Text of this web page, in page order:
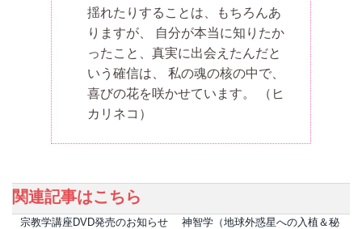
揺れたりすることは、もちろんあ
りますが、 自分が本当に知りたか
ったこと、真実に出会えたんだと
いう確信は、 私の魂の核の中で、
喜びの花を咲かせています。
（ヒ
カリネコ）
関連記事はこちら
宗教学講座DVD発売のお知らせ 神智学（地球外惑星への入植＆秘